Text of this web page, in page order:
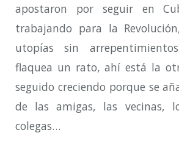
apostaron por seguir en
trabajando para la
utopías sin
flaquea un rato, ahí está la
seguido creciendo porque se
de las amigas, las vecinas,
colegas…